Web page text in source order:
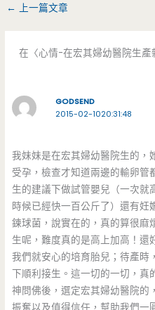
← 上一篇文章
在〈心情-在宏其婦幼醫院生產
GODSEND
2015-02-1020:31:48
我妹妹是在宏其婦幼醫院生的，
受孕，檢查才知道兩邊的輸卵管
生的建議下做試管嬰兒（一次就
時候已經快一百公斤了）還有妊
鍊球菌，說實在的，真的算很麻
生呢，難度真的是高上加高！還
我們就安心的培育胎兒；待產時
下順利接生。這一切的一切，真
神問佛後，選定宏其婦幼醫院的